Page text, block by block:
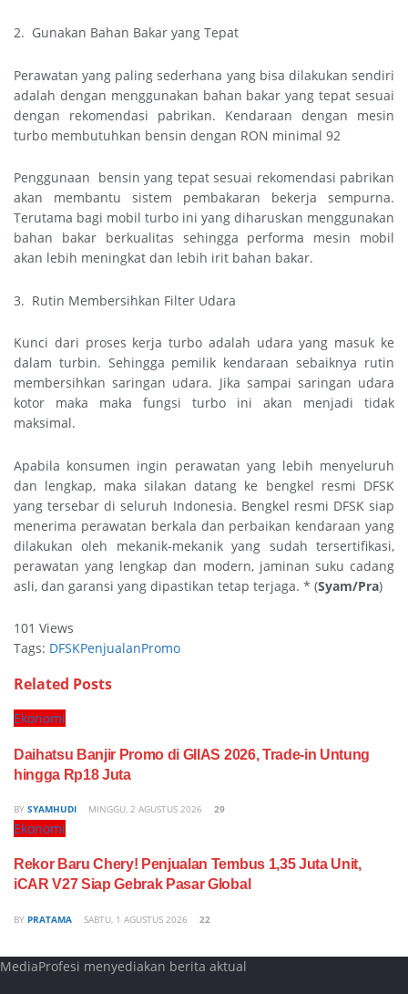
2. Gunakan Bahan Bakar yang Tepat
Perawatan yang paling sederhana yang bisa dilakukan sendiri
adalah dengan menggunakan bahan bakar yang tepat sesuai
dengan rekomendasi pabrikan. Kendaraan dengan mesin
turbo membutuhkan bensin dengan RON minimal 92
Penggunaan bensin yang tepat sesuai rekomendasi pabrikan
akan membantu sistem pembakaran bekerja sempurna.
Terutama bagi mobil turbo ini yang diharuskan menggunakan
bahan bakar berkualitas sehingga performa mesin mobil
akan lebih meningkat dan lebih irit bahan bakar.
3. Rutin Membersihkan Filter Udara
Kunci dari proses kerja turbo adalah udara yang masuk ke
dalam turbin. Sehingga pemilik kendaraan sebaiknya rutin
membersihkan saringan udara. Jika sampai saringan udara
kotor maka maka fungsi turbo ini akan menjadi tidak
maksimal.
Apabila konsumen ingin perawatan yang lebih menyeluruh
dan lengkap, maka silakan datang ke bengkel resmi DFSK
yang tersebar di seluruh Indonesia. Bengkel resmi DFSK siap
menerima perawatan berkala dan perbaikan kendaraan yang
dilakukan oleh mekanik-mekanik yang sudah tersertifikasi,
perawatan yang lengkap dan modern, jaminan suku cadang
asli, dan garansi yang dipastikan tetap terjaga. * (Syam/Pra)
101 Views
Tags: DFSKPenjualanPromo
Related Posts
Ekonomi
Daihatsu Banjir Promo di GIIAS 2026, Trade-in Untung
hingga Rp18 Juta
BY SYAMHUDI MINGGU, 2 AGUSTUS 2026 29
Ekonomi
Rekor Baru Chery! Penjualan Tembus 1,35 Juta Unit,
iCAR V27 Siap Gebrak Pasar Global
BY PRATAMA SABTU, 1 AGUSTUS 2026 22
MediaProfesi menyediakan berita aktual